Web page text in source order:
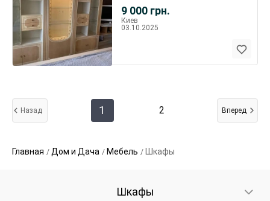
9 000 грн.
Киев
03.10.2025
Назад 1 2 Вперед
Главная Дом и Дача Мебель Шкафы
Шкафы